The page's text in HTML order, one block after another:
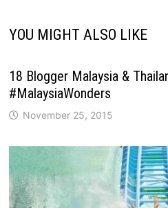
YOU MIGHT ALSO LIKE
18 Blogger Malaysia &
#MalaysiaWonders
November 25, 2015